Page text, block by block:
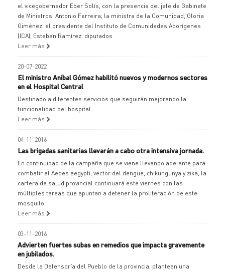
el vicegobernador Eber Solís, con la presencia del jefe de Gabinete
de Ministros, Antonio Ferreira; la ministra de la Comunidad, Gloria
Giménez; el presidente del Instituto de Comunidades Aborígenes
(ICA), Esteban Ramírez; diputados
Leer más
20-07-2022
El ministro Aníbal Gómez habilitó nuevos y modernos sectores
en el Hospital Central
Destinado a diferentes servicios que seguirán mejorando la
funcionalidad del hospital.
Leer más
04-11-2016
Las brigadas sanitarias llevarán a cabo otra intensiva jornada.
En continuidad de la campaña que se viene llevando adelante para
combatir el Aedes aegypti, vector del dengue, chikungunya y zika, la
cartera de salud provincial continuará este viernes con las
múltiples tareas que apuntan a detener la proliferación de este
mosquito.
Leer más
03-11-2016
Advierten fuertes subas en remedios que impacta gravemente
en jubilados.
Desde la Defensoría del Pueblo de la provincia, plantean una